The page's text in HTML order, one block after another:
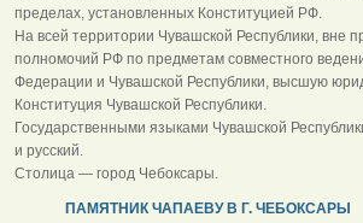
пределах, установленных Конституцией РФ.
На всей территории Чувашской Республики, вне
полномочий РФ по предметам совместного
Федерации и Чувашской Республики, высшую
Конституция Чувашской Республики.
Государственными языками Чувашской
и русский.
Столица — город Чебоксары.
ПАМЯТНИК ЧАПАЕВУ В Г. ЧЕБОКСАРЫ